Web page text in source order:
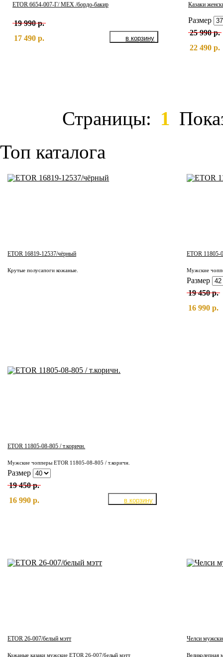
ETOR 6654-007-Г/ МЕХ /бордо-бакир
19 990 р.
17 490 р.
Казаки
Размер
25 990 р.
22 490 р.
Страницы: 1
Топ каталога
ETOR 16819-12537/чёрный
Крутые полусапоги кожаные.
ETOR 11805-
Мужские
Размер
19 450 р.
16 990 р.
ETOR 11805-08-805 / т.коричн.
Мужские чопперы ETOR 11805-08-805 / т.коричн.
Размер
19 450 р.
16 990 р.
ETOR 26-007/белый мэтт
Кожаные казаки мужские ETOR 26-007/белый мэтт
Челси